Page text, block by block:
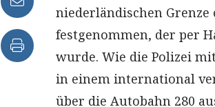
niederländischen Grenze
festgenommen, der per
wurde. Wie die Polizei
in einem international
über die Autobahn 280